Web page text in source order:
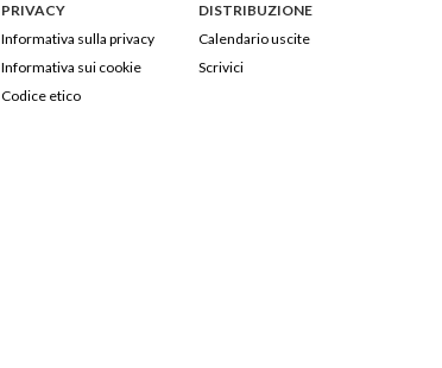
PRIVACY
Informativa sulla privacy
Informativa sui cookie
Codice etico
DISTRIBUZIONE
Calendario uscite
Scrivici